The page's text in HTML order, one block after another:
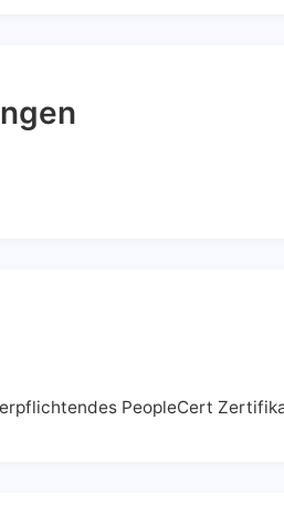
PeopleCert